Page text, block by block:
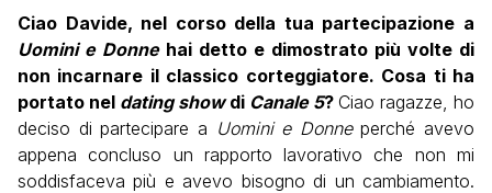
Ciao Davide, nel corso della tua partecipazione a
Uomini e Donnehai detto e dimostrato più volte di
non incarnare il classico corteggiatore. Cosa ti ha
portato nel dating showdi Canale 5? Ciao ragazze, ho
deciso di partecipare a Uomini e Donneperché avevo
appena concluso un rapporto lavorativo che non mi
soddisfaceva più e avevo bisogno di un cambiamento.